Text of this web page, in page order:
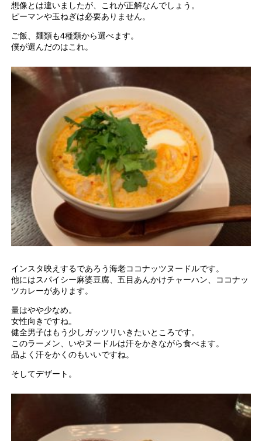
想像とは違いましたが、これが正解なんでしょう。
ピーマンや玉ねぎは必要ありません。
ご飯、麺類も4種類から選べます。
僕が選んだのはこれ。
インスタ映えするであろう海老ココナッツヌードルです。
他にはスパイシー麻婆豆腐、五目あんかけチャーハン、ココナッ
ツカレーがあります。
量はやや少なめ。
女性向きですね。
健全男子はもう少しガッツリいきたいところです。
このラーメン、いやヌードルは汗をかきながら食べます。
品よく汗をかくのもいいですね。
そしてデザート。